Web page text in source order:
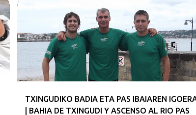
TXINGUDIKO BADIA ETA PAS IBAIAREN
| BAHIA DE TXINGUDI Y ASCENSO AL RIO PAS
MASTERRAK | MASTERS
UR ZEHARKALDIAK | TRAVESÍAS